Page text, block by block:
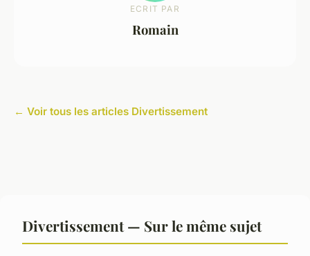
ECRIT PAR
Romain
← Voir tous les articles Divertissement
Divertissement — Sur le même sujet